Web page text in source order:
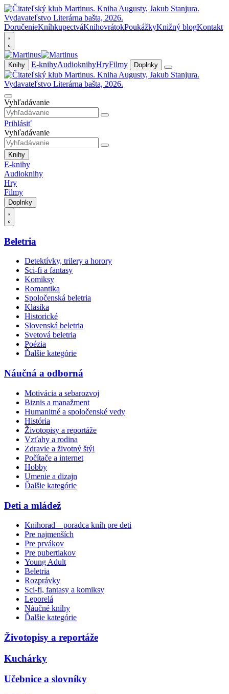
DoručenieKníhkupectváKnihovrátokPoukážkyKnižný blogKontakt
Knihy E-knihyAudioknihyHryFilmy Doplnky
Vyhľadávanie
Prihlásiť
Vyhľadávanie
Knihy
E-knihy
Audioknihy
Hry
Filmy
Doplnky
Beletria
Detektívky, trilery a horory
Sci-fi a fantasy
Komiksy
Romantika
Spoločenská beletria
Klasika
Historické
Slovenská beletria
Svetová beletria
Poézia
Ďalšie kategórie
Náučná a odborná
Motivácia a sebarozvoj
Biznis a manažment
Humanitné a spoločenské vedy
História
Životopisy a reportáže
Vzťahy a rodina
Zdravie a životný štýl
Počítače a internet
Hobby
Umenie a dizajn
Ďalšie kategórie
Deti a mládež
Knihorad – poradca kníh pre deti
Pre najmenších
Pre prvákov
Pre pubertiakov
Young Adult
Beletria
Rozprávky
Sci-fi, fantasy a komiksy
Leporelá
Náučné knihy
Ďalšie kategórie
Životopisy a reportáže
Kuchárky
Učebnice a slovníky